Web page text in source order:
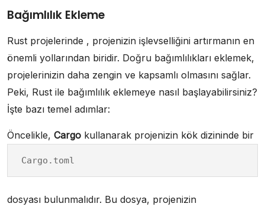
Bağımlılık Ekleme
Rust projelerinde , projenizin işlevselliğini artırmanın en
önemli yollarından biridir. Doğru bağımlılıkları eklemek,
projelerinizin daha zengin ve kapsamlı olmasını sağlar.
Peki, Rust ile bağımlılık eklemeye nasıl başlayabilirsiniz?
İşte bazı temel adımlar:
Öncelikle, Cargo kullanarak projenizin kök dizininde bir
Cargo.toml
dosyası bulunmalıdır. Bu dosya, projenizin